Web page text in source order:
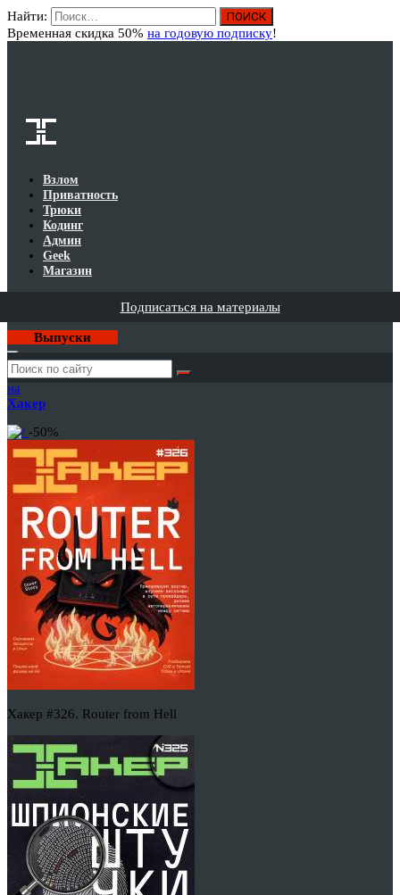
Найти:
Временная скидка 50% на годовую подписку!
Взлом
Приватность
Трюки
Кодинг
Админ
Geek
Магазин
Подписаться на материалы
Выпуски
Годовая
подписка
на
Хакер
-50%
Хакер #326. Router from Hell